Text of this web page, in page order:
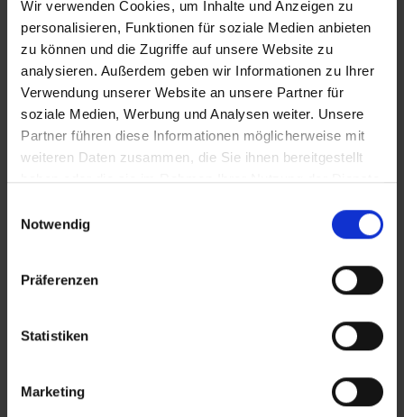
Wir verwenden Cookies, um Inhalte und Anzeigen zu
personalisieren, Funktionen für soziale Medien anbieten
zu können und die Zugriffe auf unsere Website zu
analysieren. Außerdem geben wir Informationen zu Ihrer
Verwendung unserer Website an unsere Partner für
soziale Medien, Werbung und Analysen weiter. Unsere
Partner führen diese Informationen möglicherweise mit
weiteren Daten zusammen, die Sie ihnen bereitgestellt
haben oder die sie im Rahmen Ihrer Nutzung der Dienste
Notwendig
Präferenzen
Statistiken
Marketing